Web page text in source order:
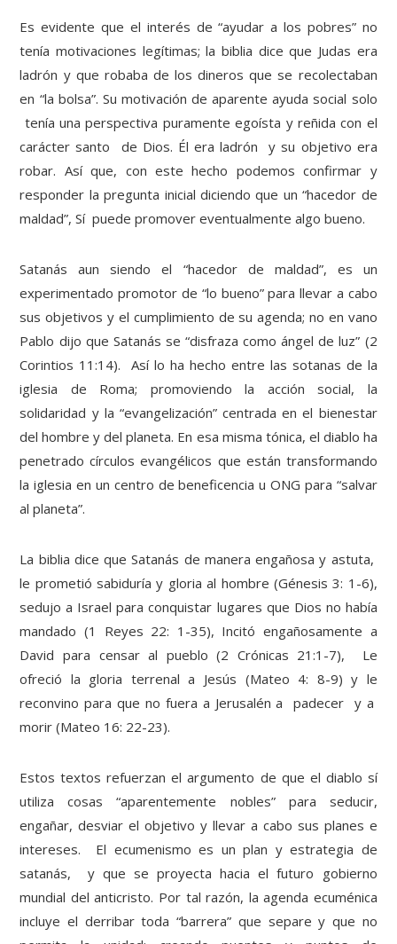
Es evidente que el interés de “ayudar a los pobres” no
tenía motivaciones legítimas; la biblia dice que Judas era
ladrón y que robaba de los dineros que se recolectaban
en “la bolsa”. Su motivación de aparente ayuda social solo
tenía una perspectiva puramente egoísta y reñida con el
carácter santo de Dios. Él era ladrón y su objetivo era
robar. Así que, con este hecho podemos confirmar y
responder la pregunta inicial diciendo que un “hacedor de
maldad”, Sí puede promover eventualmente algo bueno.
Satanás aun siendo el “hacedor de maldad”, es un
experimentado promotor de “lo bueno” para llevar a cabo
sus objetivos y el cumplimiento de su agenda; no en vano
Pablo dijo que Satanás se “disfraza como ángel de luz” (2
Corintios 11:14). Así lo ha hecho entre las sotanas de la
iglesia de Roma; promoviendo la acción social, la
solidaridad y la “evangelización” centrada en el bienestar
del hombre y del planeta. En esa misma tónica, el diablo ha
penetrado círculos evangélicos que están transformando
la iglesia en un centro de beneficencia u ONG para “salvar
al planeta”.
La biblia dice que Satanás de manera engañosa y astuta,
le prometió sabiduría y gloria al hombre (Génesis 3: 1-6),
sedujo a Israel para conquistar lugares que Dios no había
mandado (1 Reyes 22: 1-35), Incitó engañosamente a
David para censar al pueblo (2 Crónicas 21:1-7), Le
ofreció la gloria terrenal a Jesús (Mateo 4: 8-9) y le
reconvino para que no fuera a Jerusalén a padecer y a
morir (Mateo 16: 22-23).
Estos textos refuerzan el argumento de que el diablo sí
utiliza cosas “aparentemente nobles” para seducir,
engañar, desviar el objetivo y llevar a cabo sus planes e
intereses. El ecumenismo es un plan y estrategia de
satanás, y que se proyecta hacia el futuro gobierno
mundial del anticristo. Por tal razón, la agenda ecuménica
incluye el derribar toda “barrera” que separe y que no